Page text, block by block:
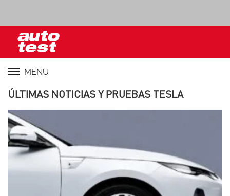
MENU
ÚLTIMAS NOTICIAS Y PRUEBAS TESLA